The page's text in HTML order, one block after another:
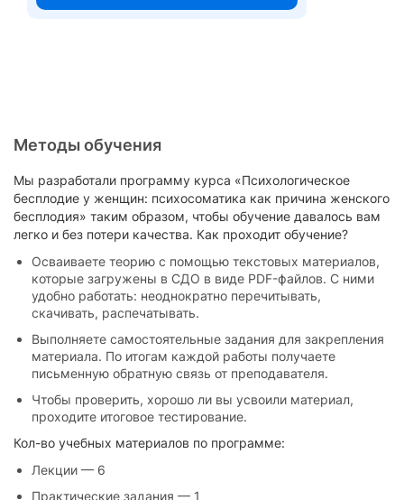
Веду сессии онлайн и оффлайн,
в ресурс каждого, принятие
перемен, личная ответственность
Чувствую эмоциональное
удовлетворение от своей
деятельности
Могу подстраивать график под себя,
выбирать с кем и когда работать
Стоимость сессии:3 000₽
Методы обучения
Мы разработали программу курса «Психологическое
бесплодие у женщин: психосоматика как причина женского
бесплодия» таким образом, чтобы обучение давалось вам
легко и без потери качества. Как проходит обучение?
Осваиваете теорию с помощью текстовых материалов,
которые загружены в СДО в виде PDF-файлов. С ними
удобно работать: неоднократно перечитывать,
скачивать, распечатывать.
Выполняете самостоятельные задания для закрепления
материала. По итогам каждой работы получаете
письменную обратную связь от преподавателя.
Чтобы проверить, хорошо ли вы усвоили материал,
проходите итоговое тестирование.
Кол-во учебных материалов по программе:
Лекции — 6
Практические задания — 1